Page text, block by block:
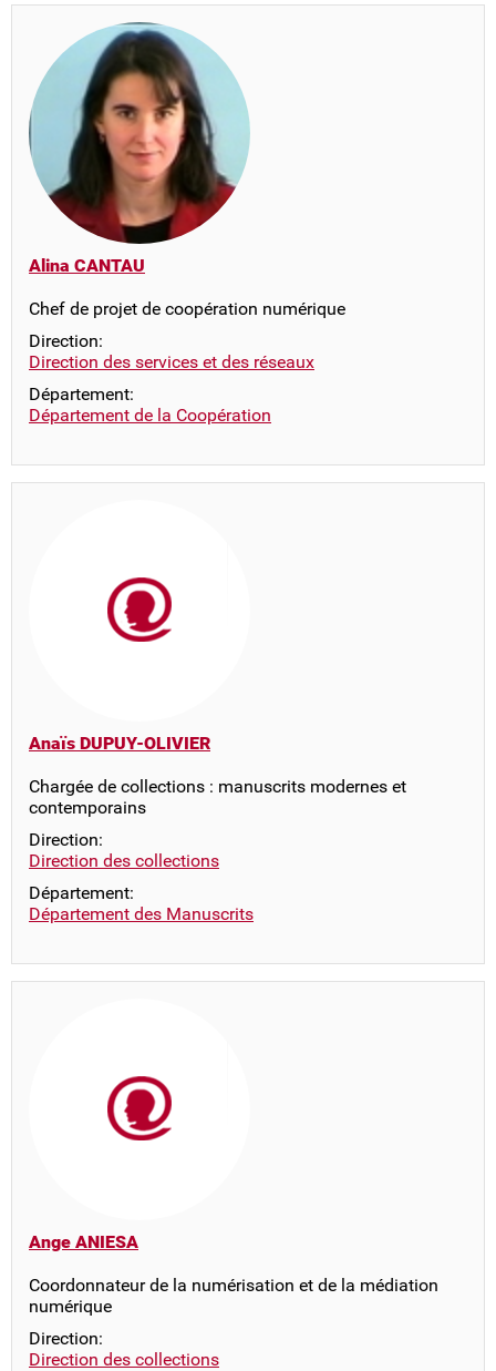
Alina CANTAU
Chef de projet de coopération numérique
Direction:
Direction des services et des réseaux
Département:
Département de la Coopération
Anaïs DUPUY-OLIVIER
Chargée de collections : manuscrits modernes et
contemporains
Direction:
Direction des collections
Département:
Département des Manuscrits
Ange ANIESA
Coordonnateur de la numérisation et de la médiation
numérique
Direction:
Direction des collections